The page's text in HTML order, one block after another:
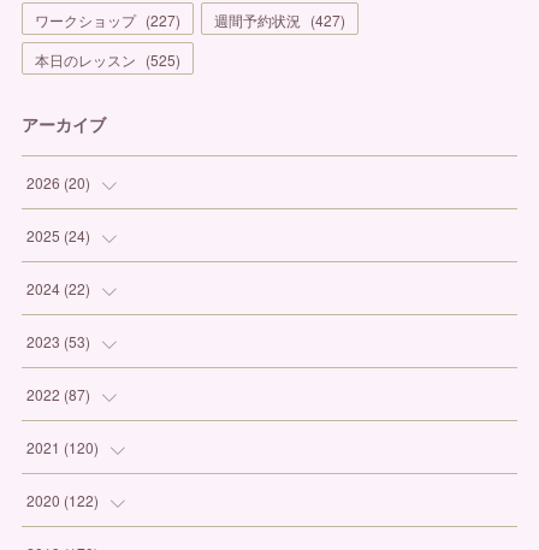
ワークショップ (227) 週間予約状況 (427)
本日のレッスン (525)
アーカイブ
2026 (20)
(1
(3
(6
(5
2025 (24)
(1
(7
(3
(4)
2024 (22)
(1
(1
(2)
(2)
2023 (53)
(6
(1)
(3)
(3)
2022 (87)
(12
(9)
2021 (120)
(10
2020 (122)